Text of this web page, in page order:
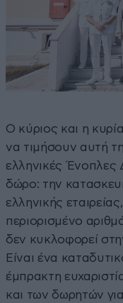
Ο κύριος και η
να τιμήσουν αυτή
ελληνικές Ένοπλες
δώρο: την
ελληνικής
περιορισμένο
δεν κυκλοφορεί
Είναι ένα
έμπρακτη
και των δωρητών